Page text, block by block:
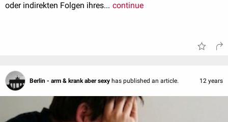
oder indirekten Folgen ihres... continue
Berlin - arm & krank aber sexy has published an article. 12 years